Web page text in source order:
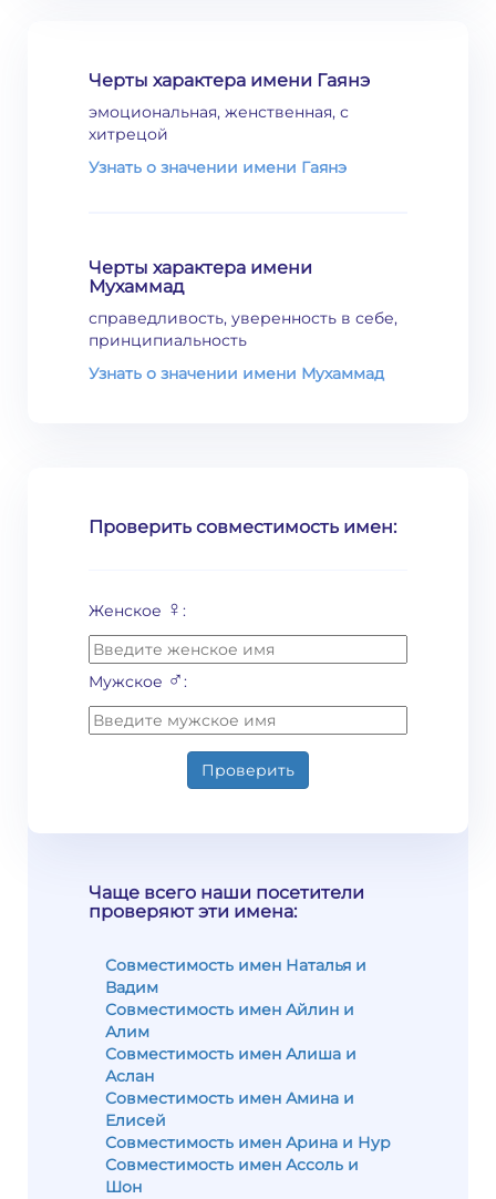
Черты характера имени Гаянэ
эмоциональная, женственная, с
хитрецой
Узнать о значении имени Гаянэ
Черты характера имени
Мухаммад
справедливость, уверенность в себе,
принципиальность
Узнать о значении имени Мухаммад
Проверить совместимость имен:
Женское ♀ :
Мужское ♂:
Проверить
Чаще всего наши посетители
проверяют эти имена:
Совместимость имен Наталья и
Вадим
Совместимость имен Айлин и
Алим
Совместимость имен Алиша и
Аслан
Совместимость имен Амина и
Елисей
Совместимость имен Арина и Нур
Совместимость имен Ассоль и
Шон